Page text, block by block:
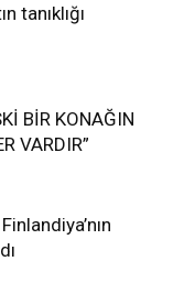
tanıklığı
BİR KONAĞIN
VARDIR”